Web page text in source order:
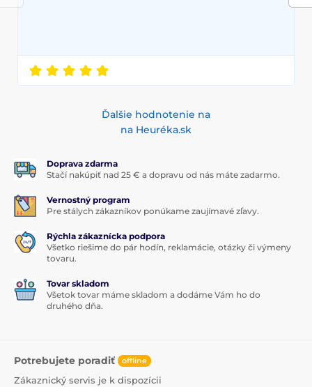
Ďalšie hodnotenie na
na Heuréka.sk
Doprava zdarma
Stačí nakúpiť nad 25 € a dopravu od nás máte zadarmo.
Vernostný program
Pre stálych zákazníkov ponúkame zaujímavé zľavy.
Rýchla zákaznícka podpora
Všetko riešime do pár hodín, reklamácie, otázky či výmeny
tovaru.
Tovar skladom
Všetok tovar máme skladom a dodáme Vám ho do
druhého dňa.
Potrebujete poradiť offline
Zákaznický servis je k dispozícii